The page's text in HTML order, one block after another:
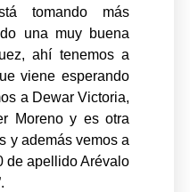
tomando más
una muy buena
ahí tenemos a
viene esperando
a Dewar Victoria,
Moreno y es otra
y además vemos a
de apellido Arévalo